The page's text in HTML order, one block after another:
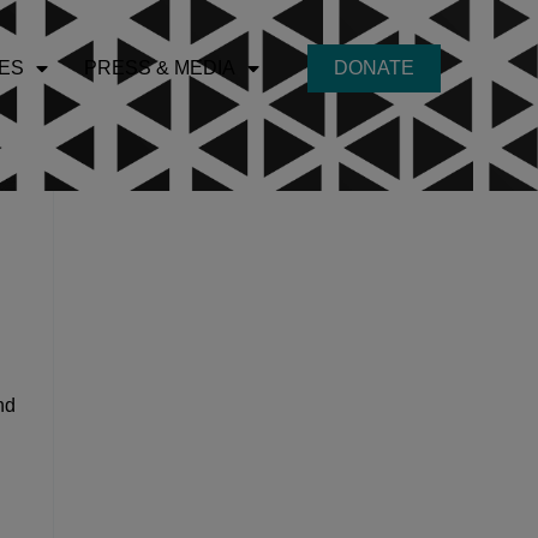
PRESS & MEDIA DONATE